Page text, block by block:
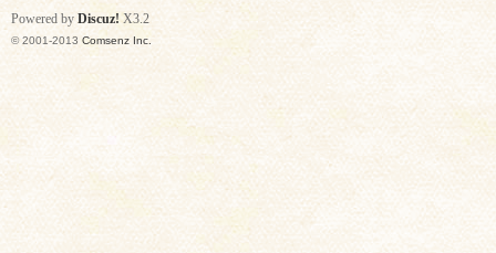
Powered byDiscuz! X3.2
© 2001-2013 Comsenz Inc.